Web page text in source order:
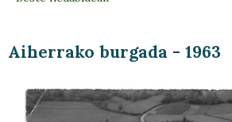
Aiherrako burgada - 1963